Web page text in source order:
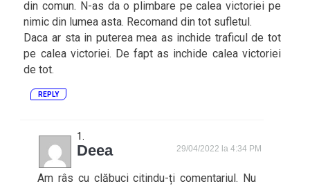
din comun. N-as da o plimbare pe calea victoriei pe
nimic din lumea asta. Recomand din tot sufletul.
Daca ar sta in puterea mea as inchide traficul de tot
pe calea victoriei. De fapt as inchide calea victoriei
de tot.
REPLY
Deea 29/04/2022 la 4:34 PM
Am râs cu clăbuci citindu-ți comentariul. Nu